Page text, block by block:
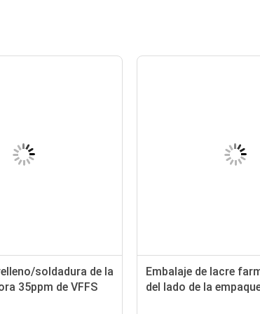
soldadura de la
35ppm de VFFS
Embalaje de lacre
del lado de la